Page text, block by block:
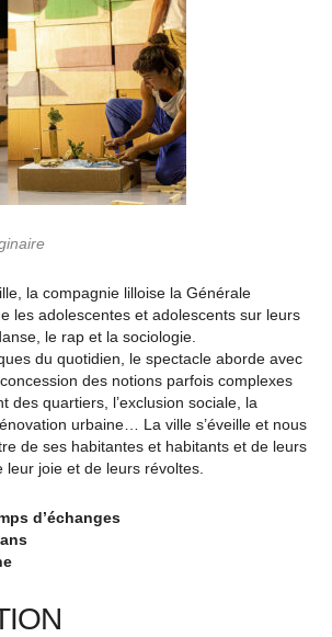
la compagnie lilloise la Générale
les adolescentes et adolescents sur leurs
le rap et la sociologie.
du quotidien, le spectacle aborde avec
des notions parfois complexes
des quartiers, l’exclusion sociale, la
urbaine… La ville s’éveille et nous
de ses habitantes et habitants et de leurs
joie et de leurs révoltes.
d’échanges